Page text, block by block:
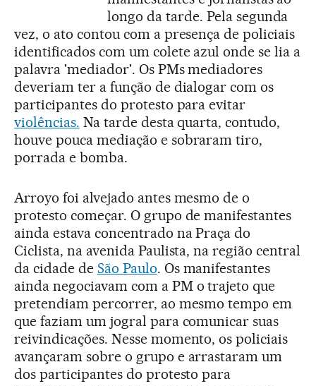
longo da tarde. Pela segunda
vez, o ato contou com a presença de policiais
identificados com um colete azul onde se lia a
palavra 'mediador'. Os PMs mediadores
deveriam ter a função de dialogar com os
participantes do protesto para evitar
violências. Na tarde desta quarta, contudo,
houve pouca mediação e sobraram tiro,
porrada e bomba.
Arroyo foi alvejado antes mesmo de o
protesto começar. O grupo de manifestantes
ainda estava concentrado na Praça do
Ciclista, na avenida Paulista, na região central
da cidade de São Paulo. Os manifestantes
ainda negociavam com a PM o trajeto que
pretendiam percorrer, ao mesmo tempo em
que faziam um jogral para comunicar suas
reivindicações. Nesse momento, os policiais
avançaram sobre o grupo e arrastaram um
dos participantes do protesto para